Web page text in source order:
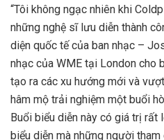
“Tôi không ngạc nhiên khi
những nghệ sĩ lưu diễn thành
diện quốc tế của ban nhạc –
nhạc của WME tại London cho
tạo ra các xu hướng mới và
hâm mộ trải nghiệm một buổi
Buổi biểu diễn này có giá trị
biểu diễn mà những người